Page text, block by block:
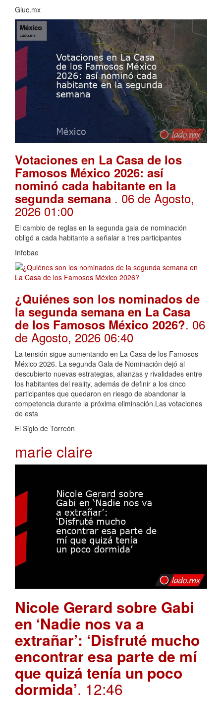
Gluc.mx
Votaciones en La Casa de los
Famosos México 2026: así
nominó cada habitante en la
segunda semana . 06 de Agosto,
2026 01:00
El cambio de reglas en la segunda gala de nominación
obligó a cada habitante a señalar a tres participantes
Infobae
¿Quiénes son los nominados de
la segunda semana en La Casa
de los Famosos México 2026?. 06
de Agosto, 2026 06:40
La tensión sigue aumentando en La Casa de los Famosos
México 2026. La segunda Gala de Nominación dejó al
descubierto nuevas estrategias, alianzas y rivalidades entre
los habitantes del reality, además de definir a los cinco
participantes que quedaron en riesgo de abandonar la
competencia durante la próxima eliminación.Las votaciones
de esta
El Siglo de Torreón
marie claire
Nicole Gerard sobre Gabi
en ‘Nadie nos va a
extrañar’: ‘Disfruté mucho
encontrar esa parte de mí
que quizá tenía un poco
dormida’. 12:46